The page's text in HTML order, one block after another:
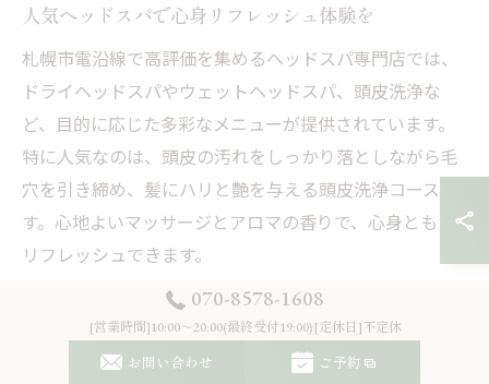
人気ヘッドスパで心身リフレッシュ体験を
札幌市電沿線で高評価を集めるヘッドスパ専門店では、
ドライヘッドスパやウェットヘッドスパ、頭皮洗浄な
ど、目的に応じた多彩なメニューが提供されています。
特に人気なのは、頭皮の汚れをしっかり落としながら毛
穴を引き締め、髪にハリと艶を与える頭皮洗浄コースで
す。心地よいマッサージとアロマの香りで、心身ともに
リフレッシュできます。
リピーターが多い理由は、1回でも「頭がすっきりした」
「髪がまとまりやすくなった」といった効果を実感しや
すいことです。ただし、効果を長続きさせるには定期的
070-8578-1608
[営業時間]10:00～20:00(最終受付19:00)[定休日]不定休
お問い合わせ ご予約